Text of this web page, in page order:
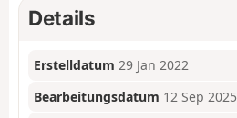
Details
Erstelldatum 29 Jan 2022
Bearbeitungsdatum 12 Sep 2025